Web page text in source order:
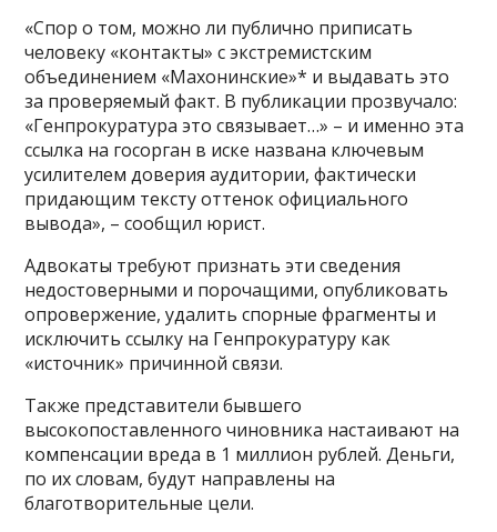
«Спор о том, можно ли публично приписать
человеку «контакты» с экстремистским
объединением «Махонинские»* и выдавать это
за проверяемый факт. В публикации прозвучало:
«Генпрокуратура это связывает…» – и именно эта
ссылка на госорган в иске названа ключевым
усилителем доверия аудитории, фактически
придающим тексту оттенок официального
вывода», – сообщил юрист.
Адвокаты требуют признать эти сведения
недостоверными и порочащими, опубликовать
опровержение, удалить спорные фрагменты и
исключить ссылку на Генпрокуратуру как
«источник» причинной связи.
Также представители бывшего
высокопоставленного чиновника настаивают на
компенсации вреда в 1 миллион рублей. Деньги,
по их словам, будут направлены на
благотворительные цели.